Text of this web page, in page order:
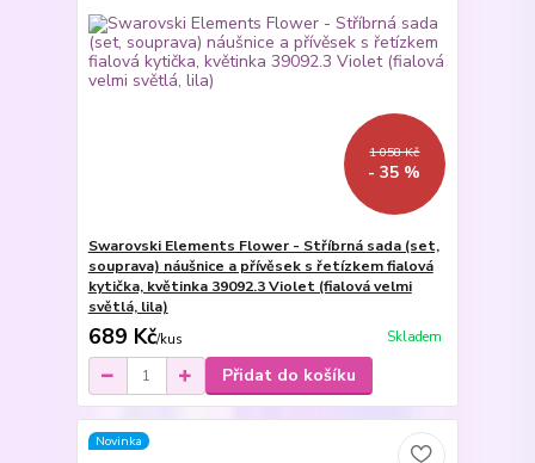
1 058 Kč
- 35 %
Swarovski Elements Flower - Stříbrná sada (set,
souprava) náušnice a přívěsek s řetízkem fialová
kytička, květinka 39092.3 Violet (fialová velmi
světlá, lila)
689 Kč/kus Skladem
Přidat do košíku
Novinka